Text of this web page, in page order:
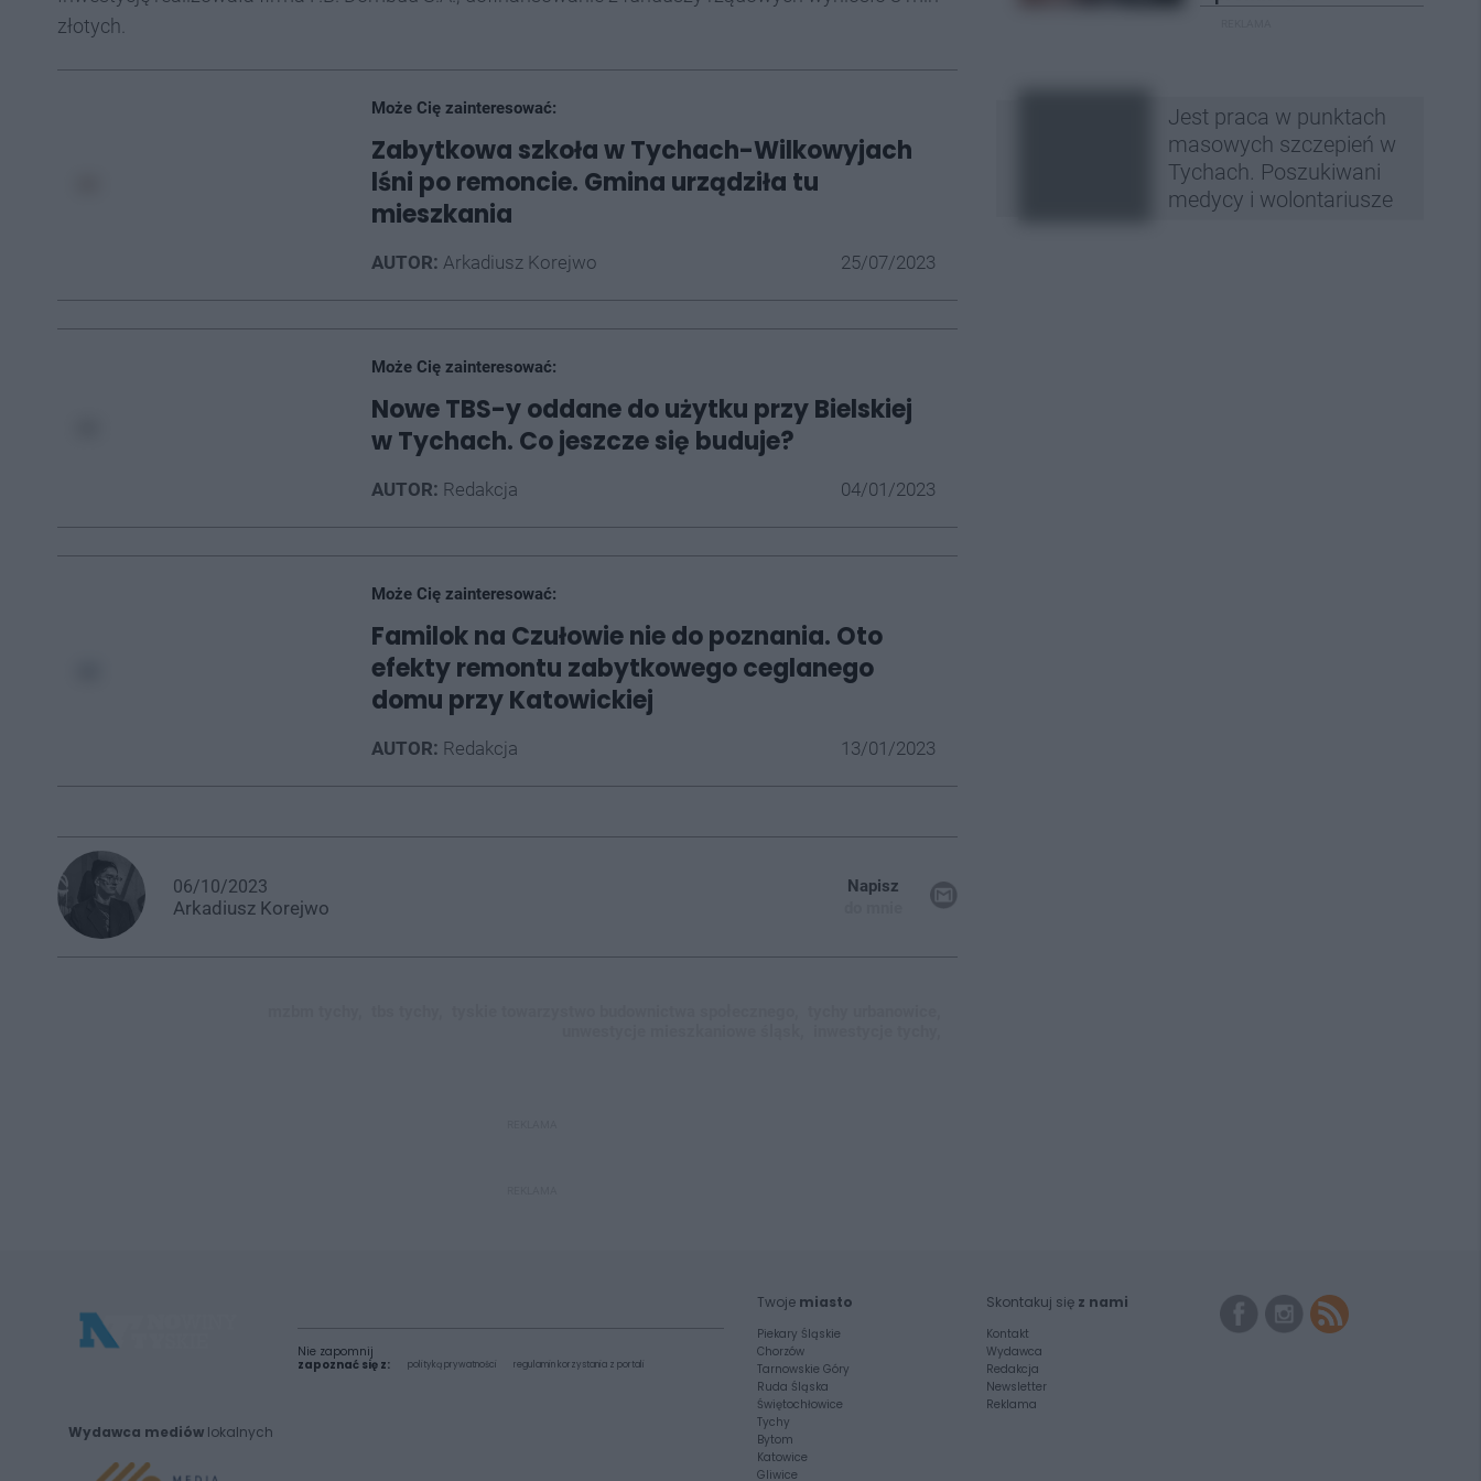
złotych.
Może Cię zainteresować:
Zabytkowa szkoła w Tychach-Wilkowyjach
lśni po remoncie. Gmina urządziła tu
mieszkania
AUTOR: Arkadiusz Korejwo 25/07/2023
Może Cię zainteresować:
Nowe TBS-y oddane do użytku przy Bielskiej
w Tychach. Co jeszcze się buduje?
AUTOR: Redakcja 04/01/2023
Może Cię zainteresować:
Familok na Czułowie nie do poznania. Oto
efekty remontu zabytkowego ceglanego
domu przy Katowickiej
AUTOR: Redakcja 13/01/2023
06/10/2023
Arkadiusz Korejwo
Napisz
Jest praca w punktach
masowych szczepień w
Tychach. Poszukiwani
medycy i wolontariusze
Wydawca mediów lokalnych
Nie zapomnij
zapoznać się z:
polityką prywatności regulamin korzystania z portali
Twoje miasto
Piekary Śląskie
Chorzów
Tarnowskie Góry
Ruda Śląska
Świętochłowice
Tychy
Bytom
Katowice
Gliwice
Skontakuj się z nami
Kontakt
Wydawca
Redakcja
Newsletter
Reklama